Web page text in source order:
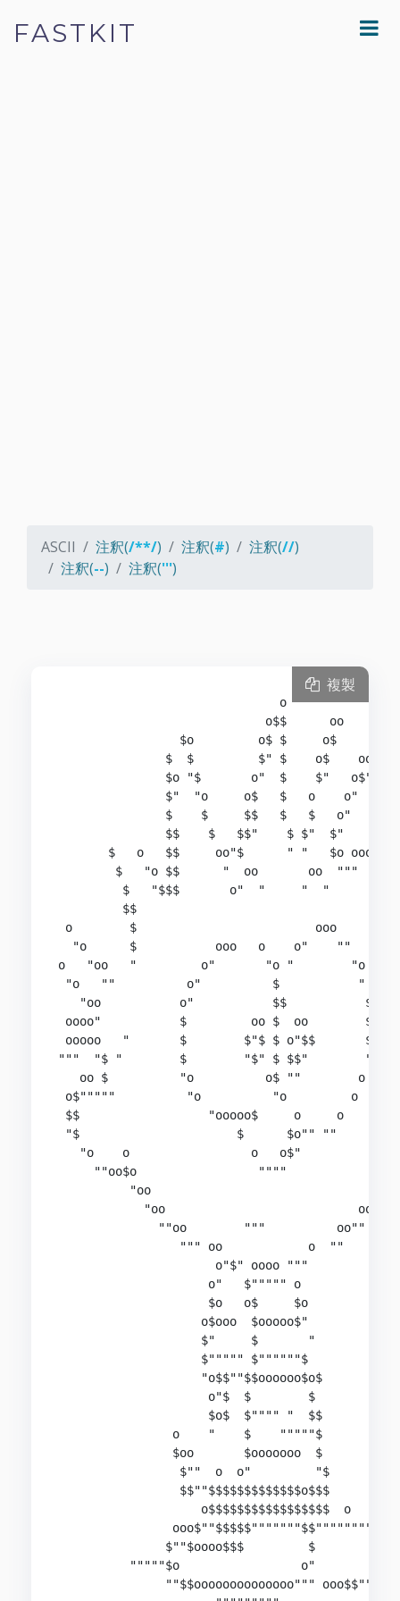
FASTKIT
ASCII 注釈(/**/) 注釈(#) 注釈(//)
注釈(--) 注釈(''')
                               o
                             o$$      oo
                 $o         o$ $     o$
               $  $         $" $    o$    ooo
               $o "$       o"  $    $"   o$""
               $"  "o     o$   $   o    o"
               $    $     $$   $   $   o"
$$    $   $$"    $ $"  $"
$   o   $$     oo"$      " "   $o
$   "o $$      "  oo       oo  """
         $   "$$$       o"  "     "  "      o "
$$
o        $                         ooo
  "o      $           ooo   o    o"    ""
o   "oo   "         o"       "o "        "o
"o   ""          o"          $           "
"oo           o"           $$           $
oooo"           $         oo $  oo        $
ooooo   "       $        $"$ $ o"$$       $
"""  "$ "        $        "$" $ $$"        "
oo $          "o          o$ ""        o
o$"""""          "o          "o         o
$$                  "ooooo$     o     o
"$                      $      $o"" ""
"o    o                 o   o$"
""oo$o                 """"
          "oo                               o$"
            "oo                           oo"
              ""oo        """          oo""
                 """ oo            o  ""
                      o"$" oooo """
                     o"   $""""" o
                     $o   o$     $o
                    o$ooo  $ooooo$"
                    $"     $       "
                    $""""" $""""""$
                    "o$$""$$oooooo$o$
                     o"$  $        $
                     $o$  $"""" "  $$
                o    "    $    """""$
                $oo       $ooooooo  $
                 $""  o  o"         "$
                 $$""$$$$$$$$$$$$$o$$$
                    o$$$$$$$$$$$$$$$$$  o
                ooo$""$$$$$"""""""$$""""""""o
               $""$oooo$$$         $         $o
          """""$o                 o"        o"""
               ""$$oooooooooooooo""" ooo$$"""
複製